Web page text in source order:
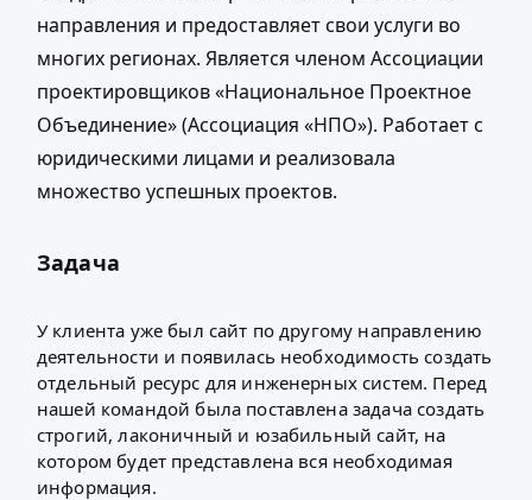
направления и предоставляет свои услуги во
многих регионах. Является членом Ассоциации
проектировщиков «Национальное Проектное
Объединение» (Ассоциация «НПО»). Работает с
юридическими лицами и реализовала
множество успешных проектов.
Задача
У клиента уже был сайт по другому направлению
деятельности и появилась необходимость создать
отдельный ресурс для инженерных систем. Перед
нашей командой была поставлена задача создать
строгий, лаконичный и юзабильный сайт, на
котором будет представлена вся необходимая
информация.